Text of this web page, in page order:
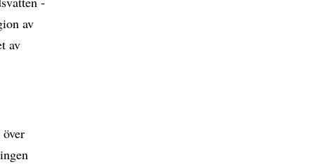
av
av